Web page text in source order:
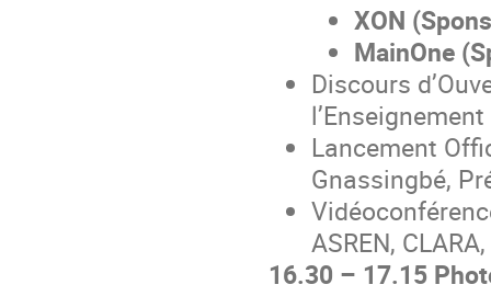
XON
MainOne
Discours
Lancement
Gnassingbé,
ASREN,
16.30 – 17.15